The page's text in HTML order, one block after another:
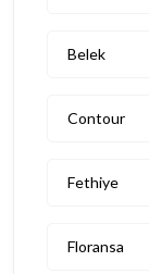
Belek
Contour
Fethiye
Floransa